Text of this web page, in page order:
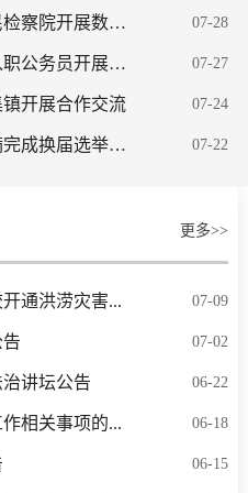
刑事司法学院与东营市人民检察院开展数智检... 07-28
警官学院教师为天桥区新入职公务员开展心理... 07-27
开展合作交流 07-24
民进山东政法学院支部圆满完成换届选举工作 07-22
更多>>
通洪涝灾害... 07-09
07-02
讲坛公告 06-22
相关事项的... 06-18
06-15